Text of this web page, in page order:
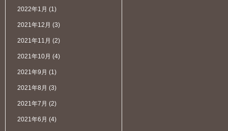
2022年1月 (1)
2021年12月 (3)
2021年11月 (2)
2021年10月 (4)
2021年9月 (1)
2021年8月 (3)
2021年7月 (2)
2021年6月 (4)